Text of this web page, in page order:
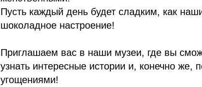
Пусть каждый день будет сладким, как
шоколадное настроение!
Приглашаем вас в наши музеи, где вы
узнать интересные истории и, конечно
угощениями!